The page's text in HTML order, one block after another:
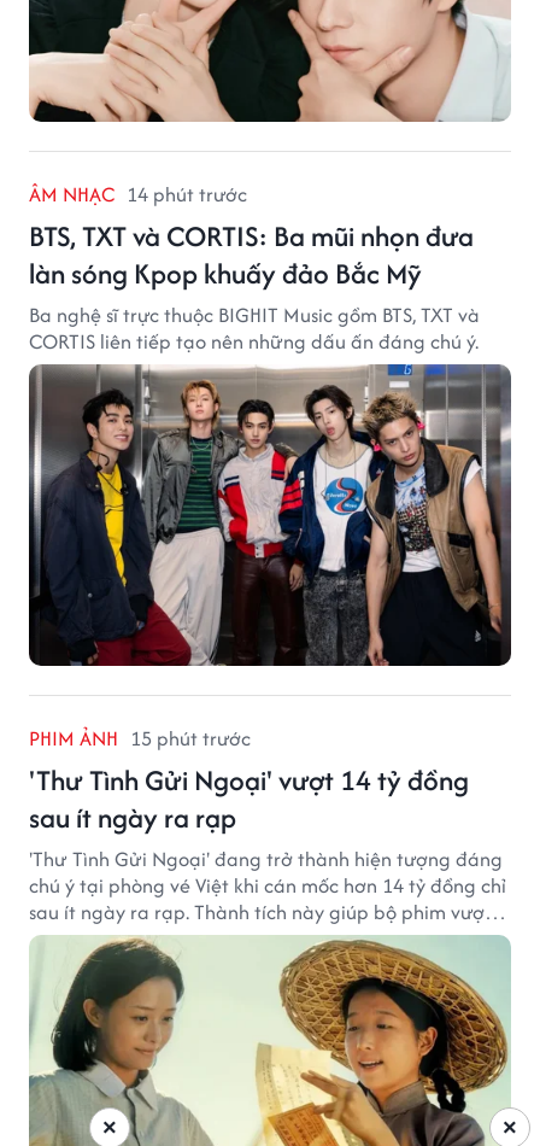
ÂM NHẠC 14 phút trước
BTS, TXT và CORTIS: Ba mũi nhọn đưa
làn sóng Kpop khuấy đảo Bắc Mỹ
Ba nghệ sĩ trực thuộc BIGHIT Music gồm BTS, TXT và
CORTIS liên tiếp tạo nên những dấu ấn đáng chú ý.
PHIM ẢNH 15 phút trước
'Thư Tình Gửi Ngoại' vượt 14 tỷ đồng
sau ít ngày ra rạp
'Thư Tình Gửi Ngoại' đang trở thành hiện tượng đáng
chú ý tại phòng vé Việt khi cán mốc hơn 14 tỷ đồng chỉ
sau ít ngày ra rạp. Thành tích này giúp bộ phim vượt
kỳ vọng ban đầu và duy trì sức hút giữa cuộc cạnh
tranh của nhiều tác phẩm lớn.
×
×